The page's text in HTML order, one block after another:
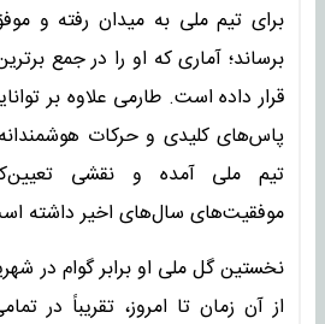
برساند؛ آماری که او را در جمع
قرار داده است. طارمی علاوه بر
پاس‌های کلیدی و حرکات
تیم ملی آمده و نقشی
موفقیت‌های سال‌های اخیر داشته
از آن زمان تا امروز، تقریباً در